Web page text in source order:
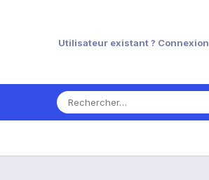
Utilisateur existant ? Connexion